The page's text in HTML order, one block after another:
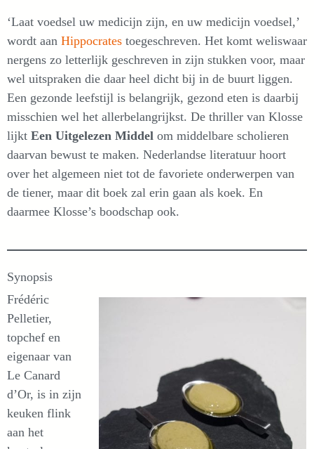
‘Laat voedsel uw medicijn zijn, en uw medicijn voedsel,’
wordt aan Hippocrates toegeschreven. Het komt weliswaar
nergens zo letterlijk geschreven in zijn stukken voor, maar
wel uitspraken die daar heel dicht bij in de buurt liggen.
Een gezonde leefstijl is belangrijk, gezond eten is daarbij
misschien wel het allerbelangrijkst. De thriller van Klosse
lijkt Een Uitgelezen Middel om middelbare scholieren
daarvan bewust te maken. Nederlandse literatuur hoort
over het algemeen niet tot de favoriete onderwerpen van
de tiener, maar dit boek zal erin gaan als koek. En
daarmee Klosse’s boodschap ook.
Synopsis
Frédéric
Pelletier,
topchef en
eigenaar van
Le Canard
d’Or, is in zijn
keuken flink
aan het